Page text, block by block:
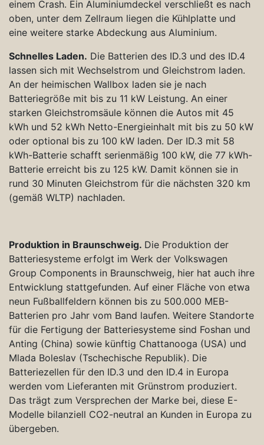
einem Crash. Ein Aluminiumdeckel verschließt es nach
oben, unter dem Zellraum liegen die Kühlplatte und
eine weitere starke Abdeckung aus Aluminium.
Schnelles Laden. Die Batterien des ID.3 und des ID.4
lassen sich mit Wechselstrom und Gleichstrom laden.
An der heimischen Wallbox laden sie je nach
Batteriegröße mit bis zu 11 kW Leistung. An einer
starken Gleichstromsäule können die Autos mit 45
kWh und 52 kWh Netto-Energieinhalt mit bis zu 50 kW
oder optional bis zu 100 kW laden. Der ID.3 mit 58
kWh-Batterie schafft serienmäßig 100 kW, die 77 kWh-
Batterie erreicht bis zu 125 kW. Damit können sie in
rund 30 Minuten Gleichstrom für die nächsten 320 km
(gemäß WLTP) nachladen.
Produktion in Braunschweig. Die Produktion der
Batteriesysteme erfolgt im Werk der Volkswagen
Group Components in Braunschweig, hier hat auch ihre
Entwicklung stattgefunden. Auf einer Fläche von etwa
neun Fußballfeldern können bis zu 500.000 MEB-
Batterien pro Jahr vom Band laufen. Weitere Standorte
für die Fertigung der Batteriesysteme sind Foshan und
Anting (China) sowie künftig Chattanooga (USA) und
Mlada Boleslav (Tschechische Republik). Die
Batteriezellen für den ID.3 und den ID.4 in Europa
werden vom Lieferanten mit Grünstrom produziert.
Das trägt zum Versprechen der Marke bei, diese E-
Modelle bilanziell CO2-neutral an Kunden in Europa zu
übergeben.